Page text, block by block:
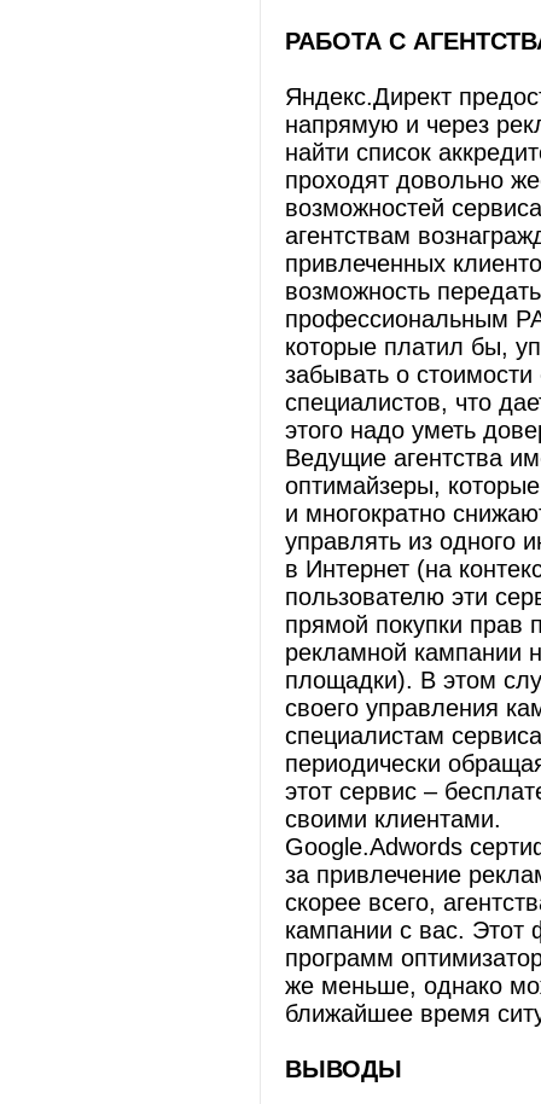
РАБОТА С
Яндекс.Директ
напрямую и через
найти список
проходят довольно
возможностей
агентствам
привлеченных
возможность
профессиональным
которые платил бы,
забывать о
специалистов, что
этого надо уметь
Ведущие агентства
оптимайзеры,
и многократно
управлять из одного
в Интернет (на
пользователю эти
прямой покупки прав
рекламной кампании
площадки). В этом
своего управления
специалистам
периодически
этот сервис –
своими клиентами.
Google.Adwords
за привлечение
скорее всего,
кампании с вас. Этот
программ
же меньше, однако
ближайшее время
ВЫВОДЫ